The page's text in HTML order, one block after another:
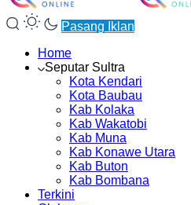
Pasang Iklan
Home
Seputar Sultra
Kota Kendari
Kota Baubau
Kab Kolaka
Kab Wakatobi
Kab Muna
Kab Konawe Utara
Kab Buton
Kab Bombana
Terkini